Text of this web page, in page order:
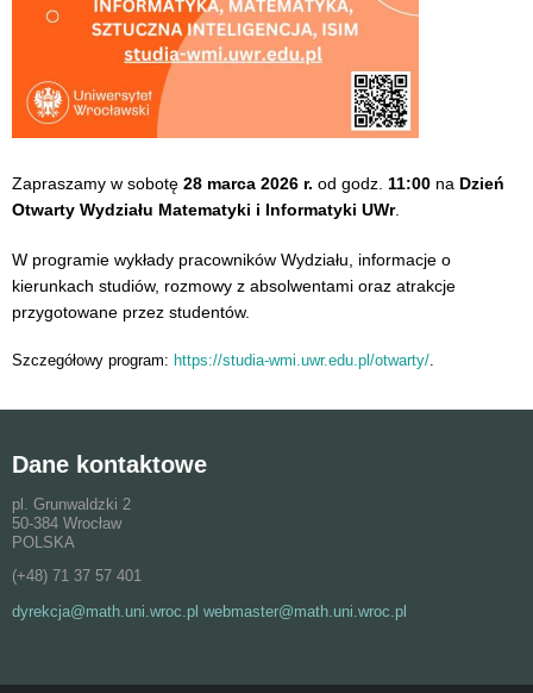
Zapraszamy w sobotę 28 marca 2026 r. od godz. 11:00 na Dzień
Otwarty Wydziału Matematyki i Informatyki UWr.
W programie wykłady pracowników Wydziału, informacje o
kierunkach studiów, rozmowy z absolwentami oraz atrakcje
przygotowane przez studentów.
Szczegółowy program: https://studia-wmi.uwr.edu.pl/otwarty/.
Dane kontaktowe
pl. Grunwaldzki 2
50-384 Wrocław
POLSKA
(+48) 71 37 57 401
dyrekcja@math.uni.wroc.pl webmaster@math.uni.wroc.pl